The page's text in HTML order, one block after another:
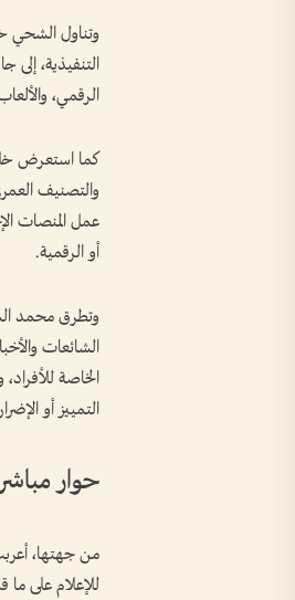
وتناول الشحي
التنفيذية، إلى
الرقمي،
كما استعرض
والتصنيف
عمل المنصات
أو الرقمية.
وتطرق محمد
الشائعات
الخاصة
التمييز أو
حوار
من جهتها،
للإعلام على